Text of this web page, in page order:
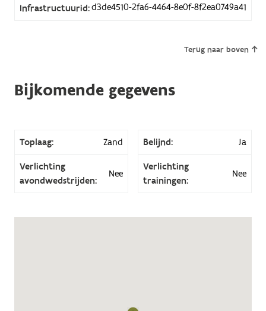
Infrastructuurid:d3de4510-2fa6-4464-8e0f-8f2ea0749a41
Terug naar boven
Bijkomende gegevens
Toplaag: Zand Belijnd: Ja
Verlichting
avondwedstrijden:
Nee
Verlichting
trainingen:
Nee